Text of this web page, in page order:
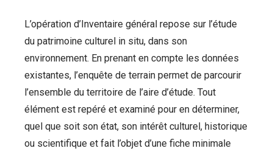
L’opération d’Inventaire général repose sur l’étude
du patrimoine culturel in situ, dans son
environnement. En prenant en compte les données
existantes, l’enquête de terrain permet de parcourir
l’ensemble du territoire de l’aire d’étude. Tout
élément est repéré et examiné pour en déterminer,
quel que soit son état, son intérêt culturel, historique
ou scientifique et fait l’objet d’une fiche minimale